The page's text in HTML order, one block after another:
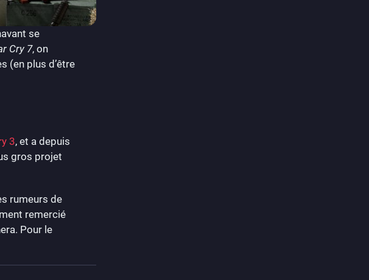
se
Cry 7, on
(en plus d’être
3, et a depuis
gros projet
rumeurs de
remercié
Pour le